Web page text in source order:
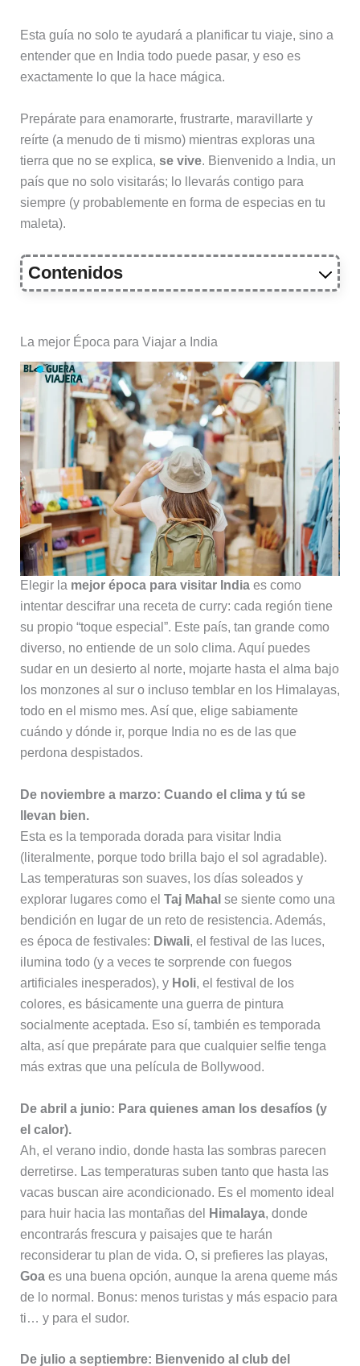
Esta guía no solo te ayudará a planificar tu viaje, sino a
entender que en India todo puede pasar, y eso es
exactamente lo que la hace mágica.
Prepárate para enamorarte, frustrarte, maravillarte y
reírte (a menudo de ti mismo) mientras exploras una
tierra que no se explica, se vive. Bienvenido a India, un
país que no solo visitarás; lo llevarás contigo para
siempre (y probablemente en forma de especias en tu
maleta).
Contenidos
La mejor Época para Viajar a India
Elegir la mejor época para visitar Indiaes como
intentar descifrar una receta de curry: cada región tiene
su propio “toque especial”. Este país, tan grande como
diverso, no entiende de un solo clima. Aquí puedes
sudar en un desierto al norte, mojarte hasta el alma bajo
los monzones al sur o incluso temblar en los Himalayas,
todo en el mismo mes. Así que, elige sabiamente
cuándo y dónde ir, porque India no es de las que
perdona despistados.
De noviembre a marzo: Cuando el clima y tú se
llevan bien.
Esta es la temporada dorada para visitar India
(literalmente, porque todo brilla bajo el sol agradable).
Las temperaturas son suaves, los días soleados y
explorar lugares como el Taj Mahal se siente como una
bendición en lugar de un reto de resistencia. Además,
es época de festivales: Diwali, el festival de las luces,
ilumina todo (y a veces te sorprende con fuegos
artificiales inesperados), y Holi, el festival de los
colores, es básicamente una guerra de pintura
socialmente aceptada. Eso sí, también es temporada
alta, así que prepárate para que cualquier selfie tenga
más extras que una película de Bollywood.
De abril a junio: Para quienes aman los desafíos (y
el calor).
Ah, el verano indio, donde hasta las sombras parecen
derretirse. Las temperaturas suben tanto que hasta las
vacas buscan aire acondicionado. Es el momento ideal
para huir hacia las montañas del
Himalaya, donde
encontrarás frescura y paisajes que te harán
reconsiderar tu plan de vida. O, si prefieres las playas,
Goaes una buena opción, aunque la arena queme más
de lo normal. Bonus: menos turistas y más espacio para
ti… y para el sudor.
De julio a septiembre: Bienvenido al club del